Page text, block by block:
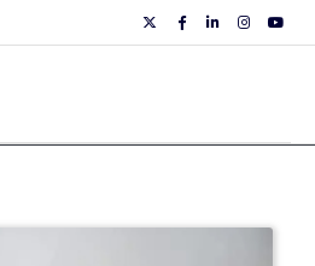
TwiiterFacebook
Linkedin